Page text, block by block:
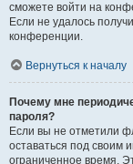
сможете войти на
Если не удалось
конференции.
Вернуться к началу
Почему мне
пароля?
Если вы не отметили
оставаться под своим
ограниченное время.